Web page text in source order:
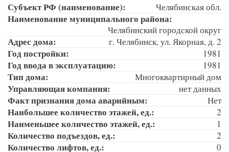
Субъект РФ (наименование): Челябинская обл.
Наименование муниципального района:
Челябинский городской округ
Адрес дома: г. Челябинск, ул. Якорная, д. 2
Год постройки: 1981
Год ввода в эксплуатацию: 1981
Тип дома: Многоквартирный дом
Управляющая компания: нет данных
Факт признания дома аварийным: Нет
Наибольшее количество этажей, ед.: 2
Наименьшее количество этажей, ед.: 1
Количество подъездов, ед.: 2
Количество лифтов, ед.: 0